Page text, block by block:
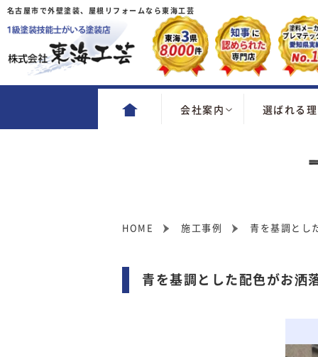
名古屋市で外壁塗装、屋根リフォームなら東海工芸
会社案内 選ばれる
HOME 施工事例 青を基調とし
青を基調とした配色がお洒